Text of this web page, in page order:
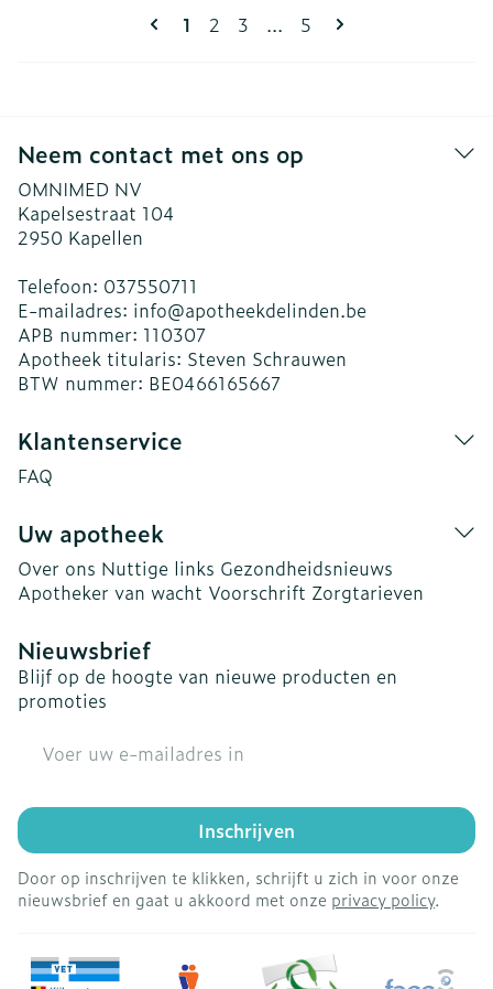
Pagina's
U lees momenteel pagina
1 Pagina
2 Pagina
3 ... Pagina
5
Neem contact met ons op
OMNIMED NV
Kapelsestraat 104
2950 Kapellen
Telefoon: 037550711
E-mailadres: info@apotheekdelinden.be
APB nummer: 110307
Apotheek titularis: Steven Schrauwen
BTW nummer: BE0466165667
Klantenservice
FAQ
Uw apotheek
Over ons Nuttige links Gezondheidsnieuws
Apotheker van wacht Voorschrift Zorgtarieven
Nieuwsbrief
Blijf op de hoogte van nieuwe producten en
promoties
Inschrijven
Door op inschrijven te klikken, schrijft u zich in voor onze
nieuwsbrief en gaat u akkoord met onze privacy policy.